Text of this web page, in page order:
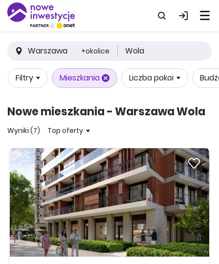
Warszawa +okolice Wola
Filtry Mieszkania Liczba pokoi
Nowe mieszkania - Warszawa Wola
Wyniki (7) Top oferty